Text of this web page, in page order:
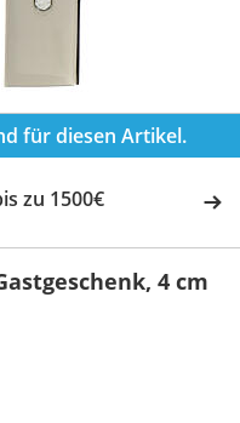
für diesen Artikel.
zu 1500€
4 cm